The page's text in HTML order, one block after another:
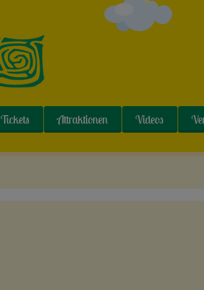
Tickets Attraktionen Videos